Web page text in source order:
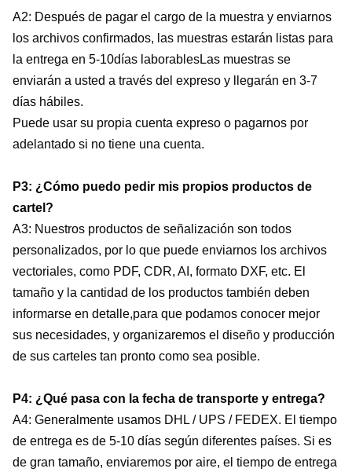
A2: Después de pagar el cargo de la muestra y enviarnos
los archivos confirmados, las muestras estarán listas para
la entrega en 5-10días laborablesLas muestras se
enviarán a usted a través del expreso y llegarán en 3-7
días hábiles.
Puede usar su propia cuenta expreso o pagarnos por
adelantado si no tiene una cuenta.
P3: ¿Cómo puedo pedir mis propios productos de
cartel?
A3: Nuestros productos de señalización son todos
personalizados, por lo que puede enviarnos los archivos
vectoriales, como PDF, CDR, AI, formato DXF, etc. El
tamaño y la cantidad de los productos también deben
informarse en detalle,para que podamos conocer mejor
sus necesidades, y organizaremos el diseño y producción
de sus carteles tan pronto como sea posible.
P4: ¿Qué pasa con la fecha de transporte y entrega?
A4: Generalmente usamos DHL / UPS / FEDEX. El tiempo
de entrega es de 5-10 días según diferentes países. Si es
de gran tamaño, enviaremos por aire, el tiempo de entrega